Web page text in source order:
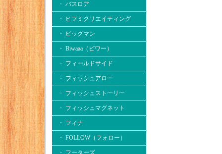
・ バスロア
・ ヒフミクリエイティング
・ ビッグマン
・ Biwaaa（ビワー）
・ フィールドサイド
・ フィッシュアロー
・ フィッシュストーリー
・ フィッシュマグネット
・ フィナ
・ FOLLOW（フォロー）
・ フーターズ